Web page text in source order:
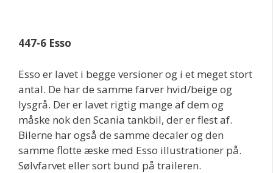
447-6 Esso
Esso er lavet i begge versioner og i et meget stort
antal. De har de samme farver hvid/beige og
lysgrå. Der er lavet rigtig mange af dem og
måske nok den Scania tankbil, der er flest af.
Bilerne har også de samme decaler og den
samme flotte æske med Esso illustrationer på.
Sølvfarvet eller sort bund på traileren.